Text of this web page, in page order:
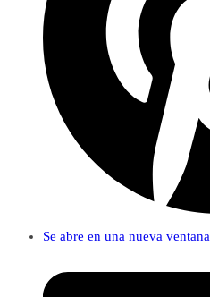
Se abre en una nueva ventana